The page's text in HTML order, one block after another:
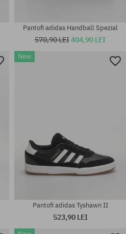
Pantofi adidas Handball Spezial
570,90 LEI404,90 LEI
New
Pantofi adidas Tyshawn II
523,90 LEI